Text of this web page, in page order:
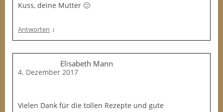
Kuss, deine Mutter 🙂
Antworten ↓
Elisabeth Mann
4. Dezember 2017
Vielen Dank für die tollen Rezepte und gute